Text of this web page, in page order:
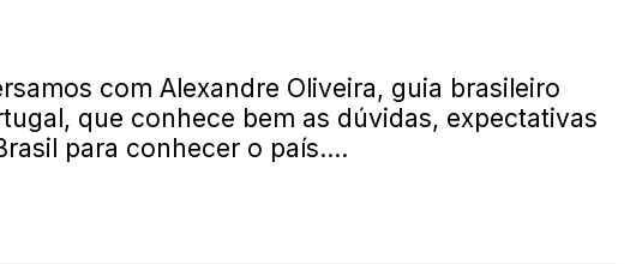
com Alexandre Oliveira, guia brasileiro
que conhece bem as dúvidas, expectativas
para conhecer o país.…